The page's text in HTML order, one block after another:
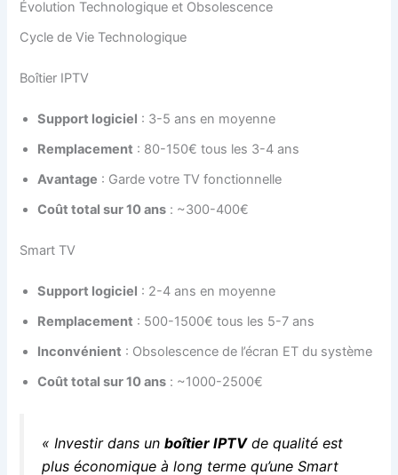
Évolution Technologique et Obsolescence
Cycle de Vie Technologique
Boîtier IPTV
Support logiciel : 3-5 ans en moyenne
Remplacement : 80-150€ tous les 3-4 ans
Avantage : Garde votre TV fonctionnelle
Coût total sur 10 ans : ~300-400€
Smart TV
Support logiciel : 2-4 ans en moyenne
Remplacement : 500-1500€ tous les 5-7 ans
Inconvénient : Obsolescence de l’écran ET du système
Coût total sur 10 ans : ~1000-2500€
« Investir dans unboîtier IPTVde qualité est
plus économique à long terme qu’une Smart